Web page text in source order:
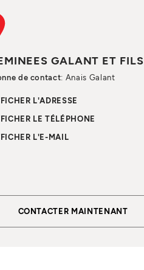
GALANT ET FILS
de contact: Anais Galant
L'ADRESSE
LE TÉLÉPHONE
L'E-MAIL
CONTACTER MAINTENANT